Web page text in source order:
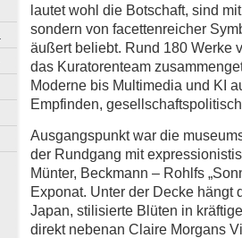
lautet wohl die Botschaft, sind
sondern von facettenreicher
äußert beliebt. Rund 180 Werke
das Kuratorenteam
Moderne bis Multimedia und KI
Empfinden,
Ausgangspunkt war die
der Rundgang mit
Münter, Beckmann – Rohlfs
Exponat. Unter der Decke hängt
Japan, stilisierte Blüten in
direkt nebenan Claire Morgans